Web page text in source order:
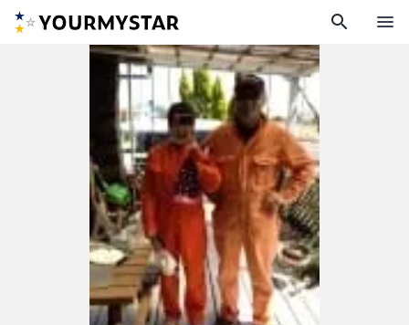
search menu